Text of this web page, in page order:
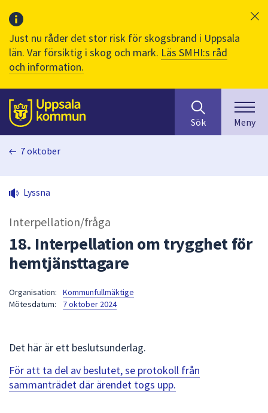
Just nu råder det stor risk för skogsbrand i Uppsala
län. Var försiktig i skog och mark. Läs SMHI:s råd
och information.
Till sidans
huvudinnehåll
efter
innehåll
på
sökfältet
kommer
för
att
navigera
Sök Meny
7 oktober
Lyssna
Interpellation/fråga
18. Interpellation om trygghet för
hemtjänsttagare
Organisation:
Kommunfullmäktige
Mötesdatum:
7 oktober 2024
Det här är ett beslutsunderlag.
För att ta del av beslutet, se protokoll från
sammanträdet där ärendet togs upp.